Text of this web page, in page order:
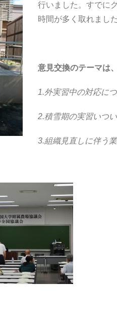
行いました。すでに
時間が多く取れました
意見交換のテーマは
1.外実習中の対応に
2.積雪期の実習いつ
3.組織見直しに伴う